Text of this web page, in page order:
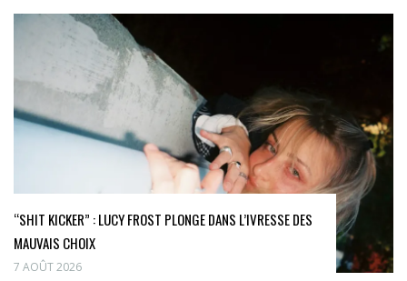
“SHIT KICKER” : LUCY FROST PLONGE DANS L’IVRESSE DES
MAUVAIS CHOIX
7 AOÛT 2026